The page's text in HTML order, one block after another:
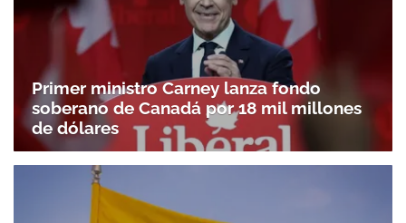
Primer ministro Carney lanza fondo
soberano de Canadá por 18 mil millones
de dólares